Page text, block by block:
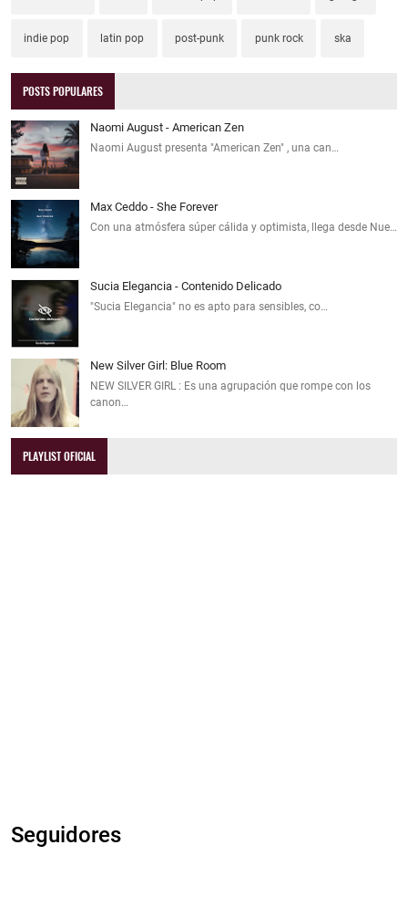
indie pop latin pop post-punk punk rock ska
POSTS POPULARES
Naomi August - American Zen
Naomi August presenta "American Zen" , una can…
Max Ceddo - She Forever
Con una atmósfera súper cálida y optimista, llega desde Nue…
Sucia Elegancia - Contenido Delicado
"Sucia Elegancia" no es apto para sensibles, co…
New Silver Girl: Blue Room
NEW SILVER GIRL : Es una agrupación que rompe con los
canon…
PLAYLIST OFICIAL
Seguidores